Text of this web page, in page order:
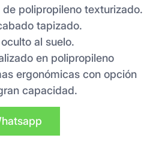
polipropileno texturizado.
tapizado.
al suelo.
en polipropileno
ergonómicas con opción
capacidad.